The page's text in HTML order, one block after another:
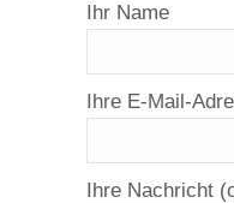
Ihr Name
Ihre E-Mail-
Ihre Nachricht